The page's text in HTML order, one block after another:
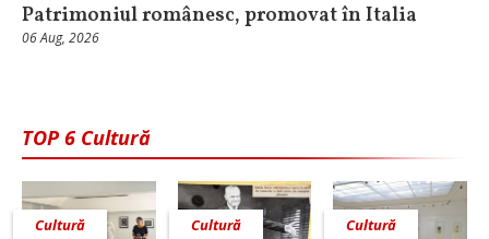
Patrimoniul românesc, promovat în Italia
06 Aug, 2026
TOP 6 Cultură
Cultură Cultură Cultură